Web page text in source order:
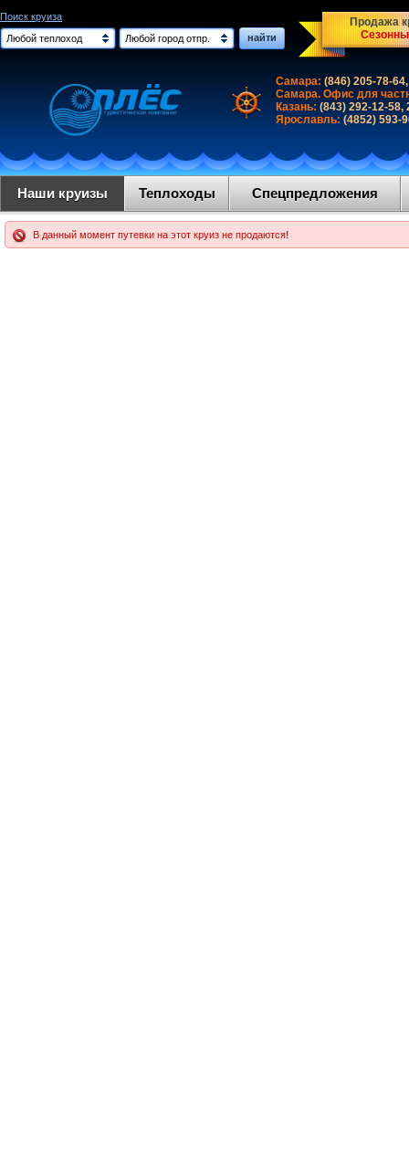
Поиск круиза
Любой теплоход
Любой город отпр. найти
Продажа
Самара: (846) 205-78-
Самара. Офис для
Казань: (843) 292-12-58,
Ярославль: (4852) 593-
Наши круизы Теплоходы Спецпредложения
В данный момент путевки на этот круиз не продаются!